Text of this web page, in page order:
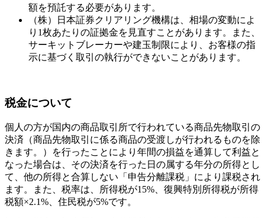
額を預託する必要があります。
（株）日本証券クリアリング機構は、相場の変動によ
り1枚あたりの証拠金を見直すことがあります。また、
サーキットブレーカーや建玉制限により、お客様の指
示に基づく取引の執行ができないことがあります。
税金について
個人の方が国内の商品取引所で行われている商品先物取引の
決済（商品先物取引に係る商品の受渡しが行われるものを除
きます。）を行ったことにより年間の損益を通算して利益と
なった場合は、その決済を行った日の属する年分の所得とし
て、他の所得と合算しない「申告分離課税」により課税され
ます。また、税率は、所得税が15%、復興特別所得税が所得
税額×2.1%、住民税が5%です。